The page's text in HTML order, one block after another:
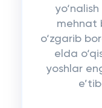
mehnat
o‘zgarib
elda
yoshlar